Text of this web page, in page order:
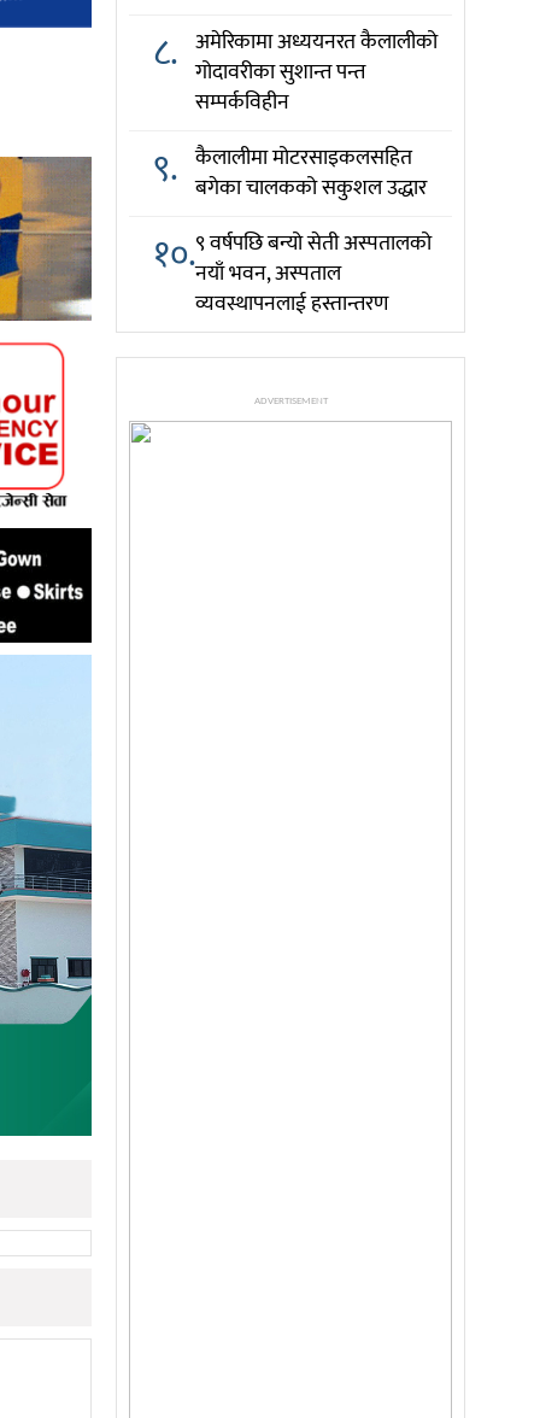
८. अमेरिकामा अध्ययनरत कैलालीको
गोदावरीका सुशान्त पन्त
सम्पर्कविहीन
९. कैलालीमा मोटरसाइकलसहित
बगेका चालकको सकुशल उद्धार
१०.९ वर्षपछि बन्यो सेती अस्पतालको
नयाँ भवन, अस्पताल
व्यवस्थापनलाई हस्तान्तरण
ADVERTISEMENT